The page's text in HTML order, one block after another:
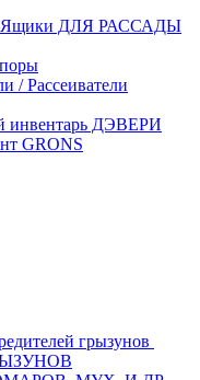
/ Ящики ДЛЯ РАССАДЫ
/ Рассеиватели
инвентарь ДЭВЕРИ
GRONS
грызунов